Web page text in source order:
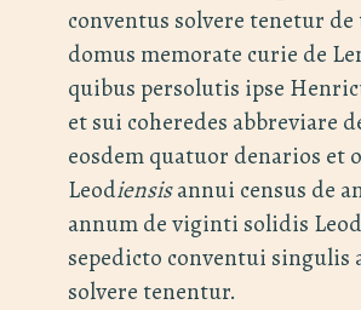
conventus solvere tenetur
domus memorate curie de
quibus persolutis ipse
et sui coheredes abbreviare
eosdem quatuor denarios et
Leodiensisannui census de
annum de viginti solidis Leod
sepedicto conventui singulis
solvere tenentur.